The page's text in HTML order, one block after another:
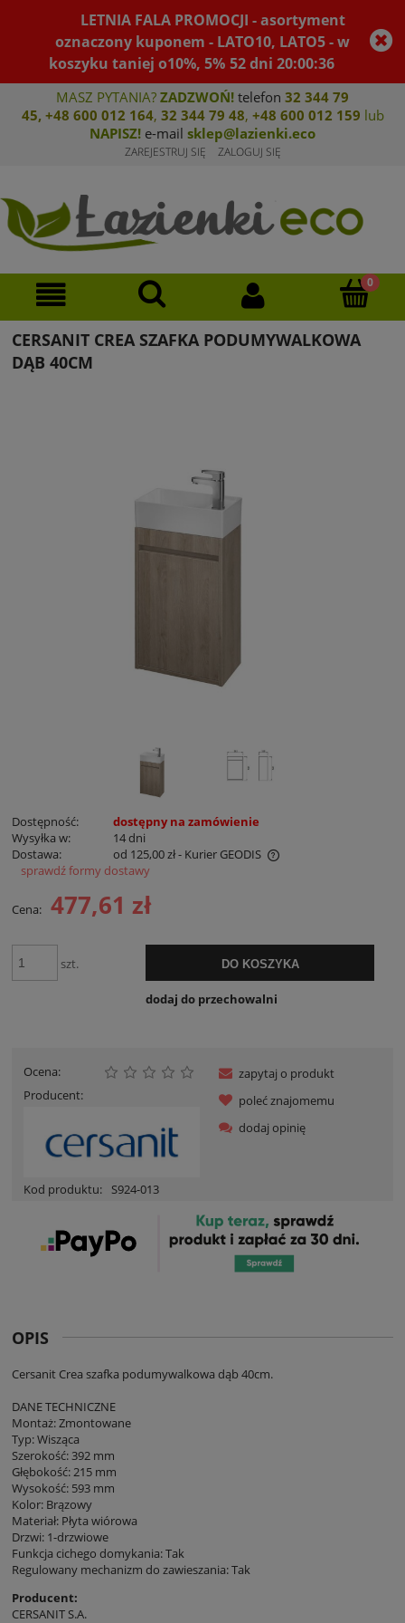
LETNIA FALA PROMOCJI - asortyment
oznaczony kuponem - LATO10, LATO5 - w
koszyku taniej o10%, 5% 52dni20:00:36
MASZ PYTANIA? ZADZWOŃ! telefon 32 344 79
45, +48 600 012 164, 32 344 79 48, +48 600 012 159 lub
NAPISZ! e-mail sklep@lazienki.eco
ZAREJESTRUJ SIĘ ZALOGUJ SIĘ
CERSANIT CREA SZAFKA PODUMYWALKOWA
DĄB 40CM
Dostępność:
dostępny na zamówienie
Wysyłka w:
14 dni
Dostawa:
od 125,00 zł- Kurier GEODIS
Cena nie zawiera ewentualnych kosztów płatności
sprawdź formy dostawy
Cena: 477,61 zł
szt. DO KOSZYKA
dodaj do przechowalni
Ocena:
Producent:
Kod produktu: S924-013
zapytaj o produkt
poleć znajomemu
dodaj opinię
OPIS
Cersanit Crea szafka podumywalkowa dąb 40cm.
DANE TECHNICZNE
Montaż: Zmontowane
Typ: Wisząca
Szerokość: 392 mm
Głębokość: 215 mm
Wysokość: 593 mm
Kolor: Brązowy
Materiał: Płyta wiórowa
Drzwi: 1-drzwiowe
Funkcja cichego domykania: Tak
Regulowany mechanizm do zawieszania: Tak
Producent:
CERSANIT S.A.